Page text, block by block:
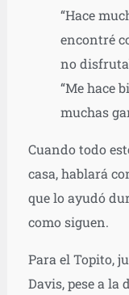
“Hace
encontré
no
“Me hace
muchas
Cuando todo
casa, hablará
que lo ayudó
como siguen.
Para el Topito,
Davis, pese a la